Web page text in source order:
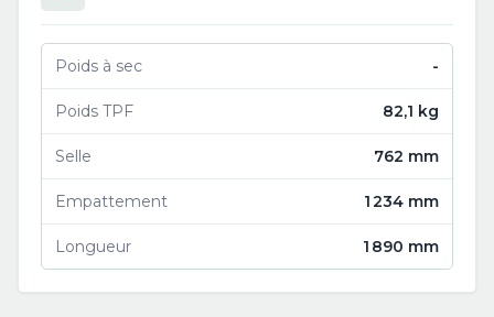
Poids à sec -
Poids TPF 82,1 kg
Selle 762 mm
Empattement 1 234 mm
Longueur 1 890 mm